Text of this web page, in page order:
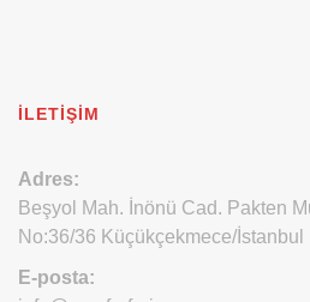
İLETIŞIM
Adres:
Beşyol Mah. İnönü Cad. Pakten
No:36/36 Küçükçekmece/İstanbul
E-posta: